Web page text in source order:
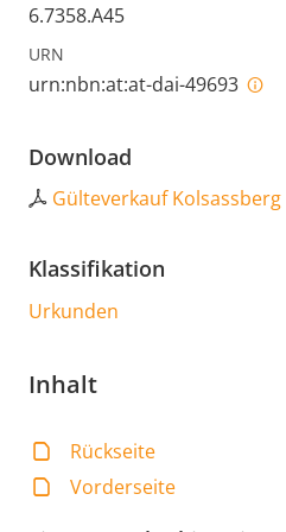
6.7358.A45
URN
urn:nbn:at:at-dai-49693
Download
Gülteverkauf Kolsassberg
Klassifikation
Urkunden
Inhalt
Rückseite
Vorderseite